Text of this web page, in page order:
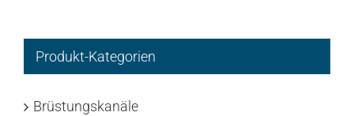
Produkt-Kategorien
Brüstungskanäle